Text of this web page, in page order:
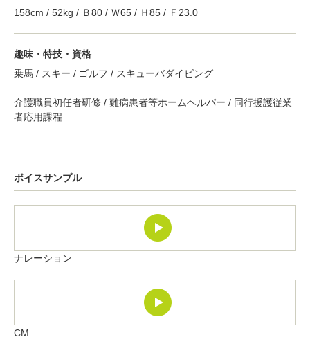
158cm / 52kg / Ｂ80 / Ｗ65 / Ｈ85 / Ｆ23.0
趣味・特技・資格
乗馬 / スキー / ゴルフ / スキューバダイビング
介護職員初任者研修 / 難病患者等ホームヘルパー / 同行援護従業
者応用課程
ボイスサンプル
ナレーション
CM